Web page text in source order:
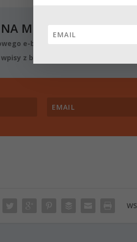
MÓJ NEWSLETTER
e-booka o podstawach
z blogu oraz materiały tu nie